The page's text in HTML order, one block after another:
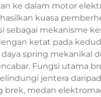
ke dalam motor
kuasa
mekanisme
ketat pada
spring mekanikal
Fungsi utama
jentera
brek, medan